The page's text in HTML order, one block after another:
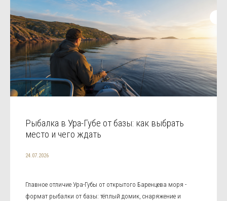
Рыбалка в Ура-Губе от базы: как выбрать
место и чего ждать
24.07.2026
Главное отличие Ура-Губы от открытого Баренцева моря -
формат рыбалки от базы: тёплый домик, снаряжение и